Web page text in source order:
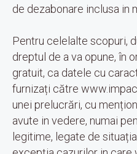
de dezabonare inclusa in
Pentru celelalte scopuri,
dreptul de a va opune, în
gratuit, ca datele cu
furnizați către
unei prelucrări, cu
avute in vedere, numai
legitime, legate de